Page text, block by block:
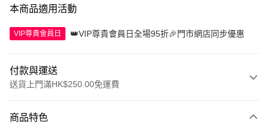
本商品適用活動
VIP尊貴會員日 👑VIP尊貴會員日全場95折🎉門市網店同步優惠
付款與運送
送貨上門滿HK$250.00免運費
信用卡
商品特色